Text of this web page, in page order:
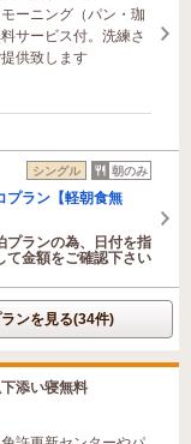
ーニング（パン・珈
サービス付。洗練さ
供致します
シングル 朝のみ
プラン【軽朝食無
プランの為、日付を指
て金額をご確認下さい
ンを見る(34件)
添い寝無料